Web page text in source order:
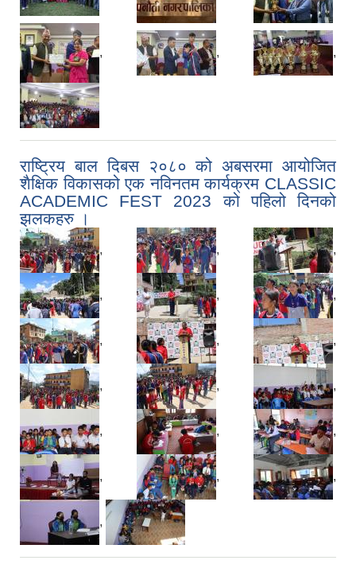
, , ,
राष्ट्रिय बाल दिबस २०८० को अबसरमा आयोजित
शैक्षिक विकासको एक नविनतम कार्यक्रम CLASSIC
ACADEMIC FEST 2023 को पहिलो दिनको
झलकहरु ।
, , ,
, , ,
, , ,
, , ,
, , ,
, , ,
,